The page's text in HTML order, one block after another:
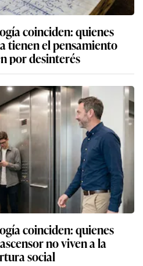
coinciden: quienes
tienen el pensamiento
por desinterés
coinciden: quienes
no viven a la
social